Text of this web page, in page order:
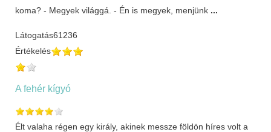
koma? - Megyek világgá. - Én is megyek, menjünk ...
Látogatás61236
Értékelés
A fehér kígyó
Élt valaha régen egy király, akinek messze földön híres volt a